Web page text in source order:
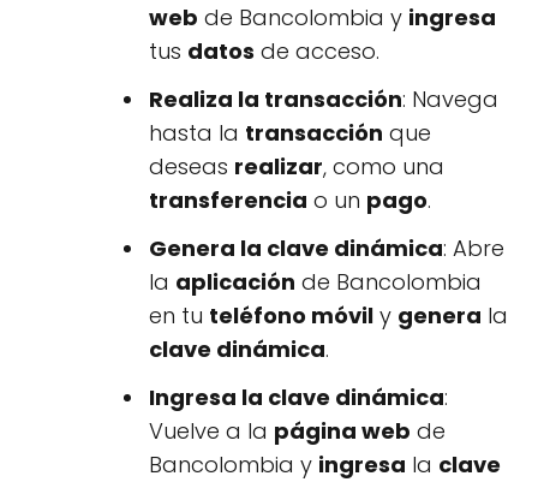
web de Bancolombia y ingresa
tus datos de acceso.
Realiza la transacción: Navega
hasta la transacción que
deseas realizar, como una
transferencia o un pago.
Genera la clave dinámica: Abre
la aplicación de Bancolombia
en tu teléfono móvil y genera la
clave dinámica.
Ingresa la clave dinámica:
Vuelve a la página web de
Bancolombia y ingresa la clave